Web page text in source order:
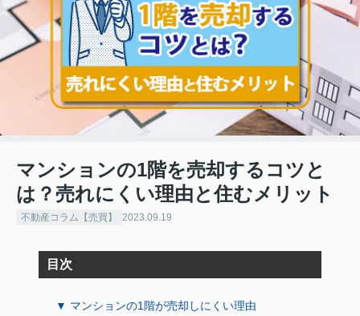
マンションの1階を売却するコツと
は？売れにくい理由と住むメリット
不動産コラム【売買】 2023.09.19
目次
▼ マンションの1階が売却しにくい理由